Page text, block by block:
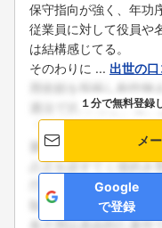
保守指向が強く、年功
従業員に対して役員や
は結構感じてる。
そのわりに ... 出世の
１分で無料登録
メ
Google
で登録